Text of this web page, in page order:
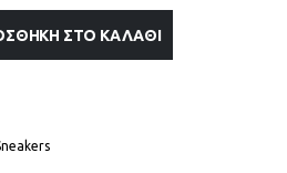
ΣΤΟ ΚΑΛΑΘΙ